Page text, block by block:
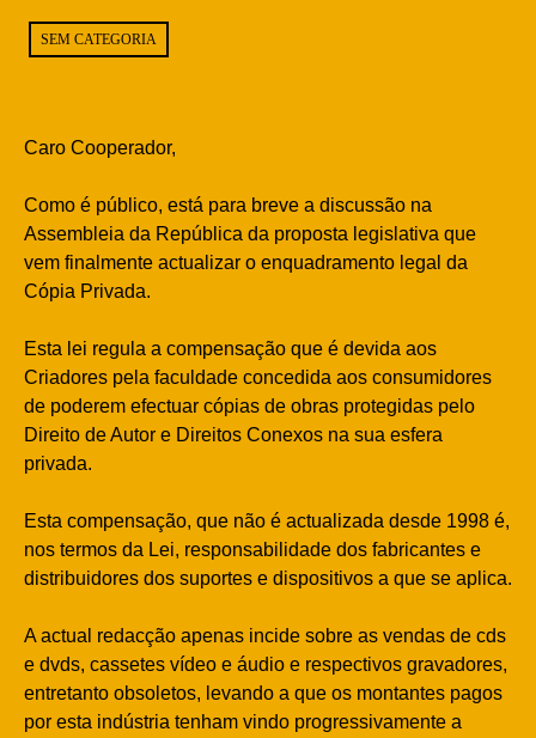
SEM CATEGORIA
Caro Cooperador,
Como é público, está para breve a discussão na
Assembleia da República da proposta legislativa que
vem finalmente actualizar o enquadramento legal da
Cópia Privada.
Esta lei regula a compensação que é devida aos
Criadores pela faculdade concedida aos consumidores
de poderem efectuar cópias de obras protegidas pelo
Direito de Autor e Direitos Conexos na sua esfera
privada.
Esta compensação, que não é actualizada desde 1998 é,
nos termos da Lei, responsabilidade dos fabricantes e
distribuidores dos suportes e dispositivos a que se aplica.
A actual redacção apenas incide sobre as vendas de cds
e dvds, cassetes vídeo e áudio e respectivos gravadores,
entretanto obsoletos, levando a que os montantes pagos
por esta indústria tenham vindo progressivamente a